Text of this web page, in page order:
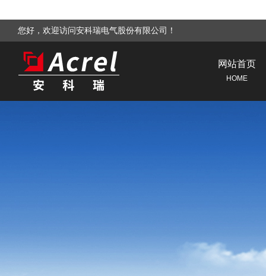
您好，欢迎访问安科瑞电气股份有限公司！
网站首页
HOME